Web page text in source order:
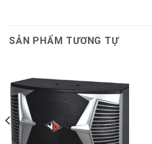
SẢN PHẨM TƯƠNG TỰ